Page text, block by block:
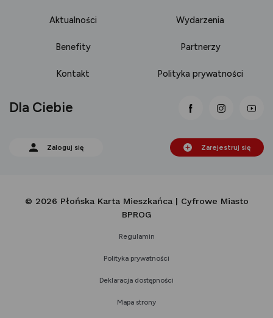
Aktualności Wydarzenia
Benefity Partnerzy
Kontakt Polityka prywatności
link otwiera się
link
Dla Ciebie
Zaloguj się Zarejestruj się
© 2026 Płońska Karta Mieszkańca | Cyfrowe Miasto
BPROG
Regulamin
Polityka prywatności
Deklaracja dostępności
Mapa strony